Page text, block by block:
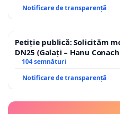
Notificare de transparență
Petiție publică: Solicităm
DN25 (Galați – Hanu
traseului în afara
104 semnături
Notificare de transparență